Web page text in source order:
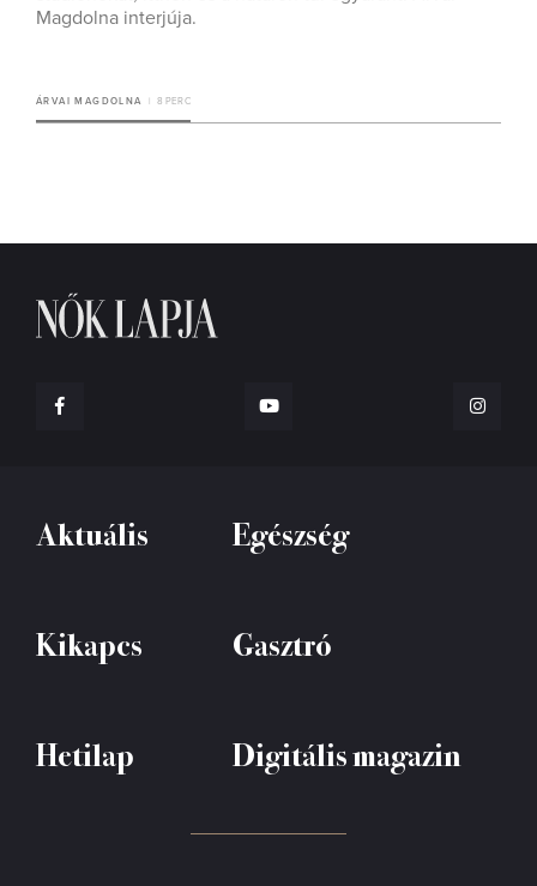
Magdolna interjúja.
ÁRVAI MAGDOLNA 8 PERC
Aktuális Egészség
Kikapcs Gasztró
Hetilap Digitális magazin